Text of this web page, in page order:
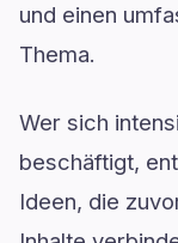
und einen
Thema.
Wer sich
beschäftigt,
Ideen, die